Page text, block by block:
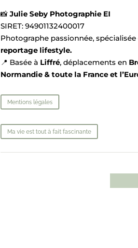
📸Julie Seby Photographie EI
SIRET:94901132400017
Photographe passionnée, spécialisée
reportage lifestyle.
📍 Basée à Liffré, déplacements en
Normandie & toute la France et
Mentions légales
Ma vie est tout à fait fascinante